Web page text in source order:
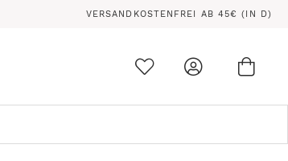
VERSANDKOSTENFREI AB 45€ (IN D)